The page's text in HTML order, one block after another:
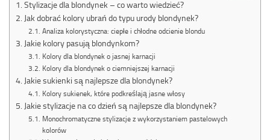
Stylizacje dla blondynek – co warto wiedzieć?
Jak dobrać kolory ubrań do typu urody blondynek?
Analiza kolorystyczna: ciepłe i chłodne odcienie blondu
Jakie kolory pasują blondynkom?
Kolory dla blondynek o jasnej karnacji
Kolory dla blondynek o ciemniejszej karnacji
Jakie sukienki są najlepsze dla blondynek?
Kolory sukienek, które podkreślają jasne włosy
Jakie stylizacje na co dzień są najlepsze dla blondynek?
Monochromatyczne stylizacje z wykorzystaniem pastelowych
kolorów